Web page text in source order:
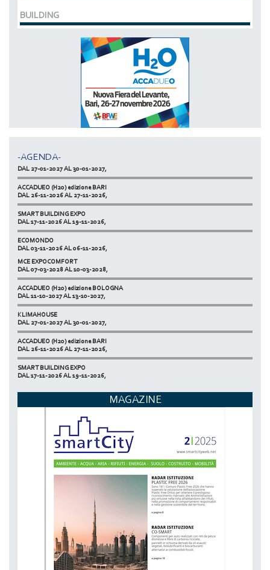
BUILDING
-AGENDA-
DAL 07-03-2028 AL 10-03-2028,
ACCADUEO (H20) edizione BOLOGNA
DAL 11-10-2027 AL 13-10-2027,
KLIMAHOUSE
DAL 26-11-2026 AL 27-11-2026,
DAL 17-11-2026 AL 19-11-2026,
DAL 03-11-2026 AL 06-11-2026,
NETZERO MILAN - EXPO SUMMIT
DAL 20-10-2026 AL 22-10-2026,
DAL 07-03-2028 AL 10-03-2028,
DAL 11-10-2027 AL 13-10-2027,
DAL 27-01-2027 AL 30-01-2027,
DAL 26-11-2026 AL 27-11-2026,
DAL 17-11-2026 AL 19-11-2026,
NETZERO MILAN - EXPO SUMMIT
DAL 20-10-2026 AL 22-10-2026,
MAGAZINE